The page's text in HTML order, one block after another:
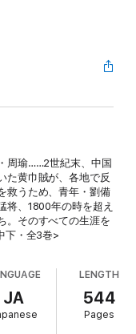
周瑜……2世紀末、中国
た黄巾賊が、各地で反
救うため、青年・劉備
将、1800年の時を超え
。そのすべての生涯を
下・全3巻>
JA
LENGTH
544
Pages